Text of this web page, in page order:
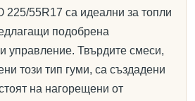
225/55R17 са идеални за топли
подобрена
управление. Твърдите смеси,
този тип гуми, са създадени
на нагорещени от